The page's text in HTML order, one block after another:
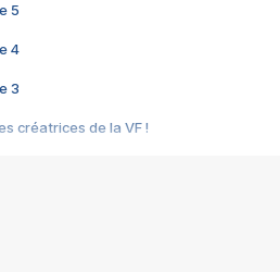
5
4
3
créatrices de la VF !